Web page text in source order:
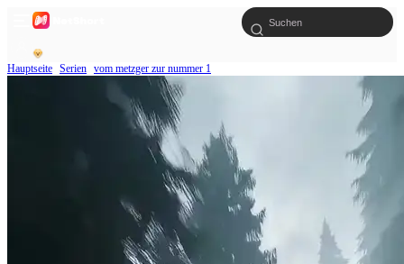
Hauptseite Serien vom metzger zur nummer 1